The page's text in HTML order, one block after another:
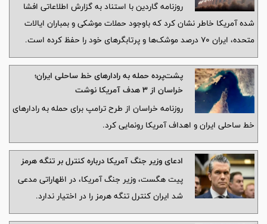
روزنامه گاردین با استناد به گزارش اطلاعاتی افشا
شده آمریکا خاطر نشان کرد که باوجود حملات موشکی و بمباران ایالات
متحده، ایران ۷۰ درصد موشک‌ها و پرتابگرهای خود را حفظ کرده است.
پشت‌پرده حمله به رادارهای خط ساحلی ایران؛
خراسان از ۳ هدف آمریکا نوشت
روزنامه خراسان از طرح ترامپ برای حمله به رادارهای
خط ساحلی ایران و اهداف آمریکا رونمایی کرد.
ادعای وزیر جنگ آمریکا درباره کنترل بر تنگه هرمز
پیت هگست، وزیر جنگ آمریکا، در اظهاراتی مدعی
شد ایران کنترل تنگه هرمز را در اختیار ندارد.